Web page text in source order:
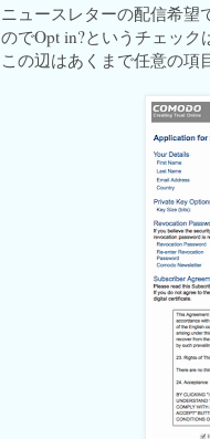
ニュースレターの配信希望
のでOpt in?というチェック
この辺はあくまで任意の項